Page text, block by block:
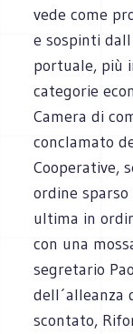
vede come
e sospinti
portuale, più
categorie
Camera di
conclamato
Cooperative,
ordine
ultima in
con una
segretario
dell´alleanza
scontato,